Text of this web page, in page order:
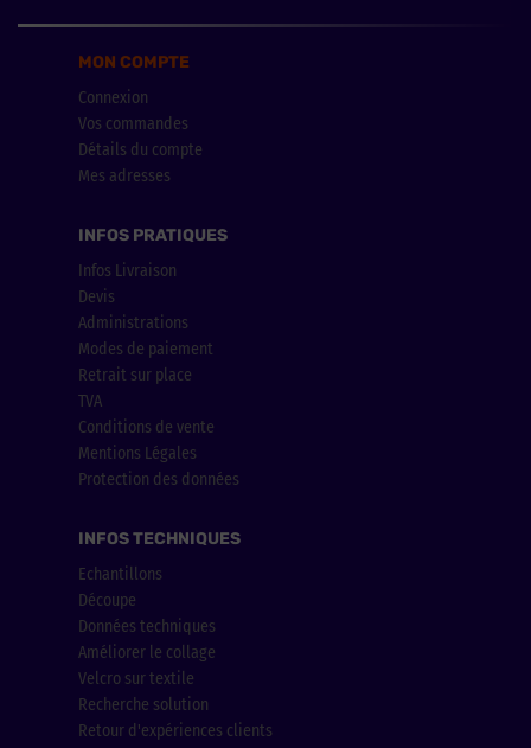
MON COMPTE
Connexion
Vos commandes
Détails du compte
Mes adresses
INFOS PRATIQUES
Infos Livraison
Devis
Administrations
Modes de paiement
Retrait sur place
TVA
Conditions de vente
Mentions Légales
Protection des données
INFOS TECHNIQUES
Echantillons
Découpe
Données techniques
Améliorer le collage
Velcro sur textile
Recherche solution
Retour d'expériences clients